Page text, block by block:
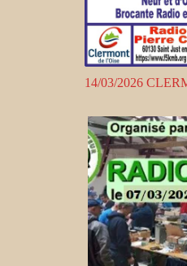
14/03/2026